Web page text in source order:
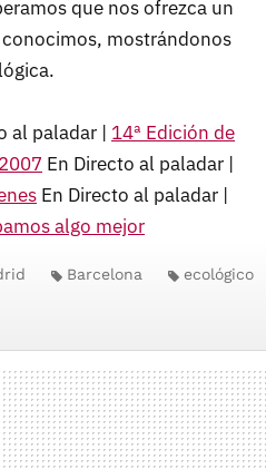
que nos ofrezca un
mostrándonos
al paladar | 14ª Edición de
En Directo al paladar |
En Directo al paladar |
algo mejor
Barcelona ecológico